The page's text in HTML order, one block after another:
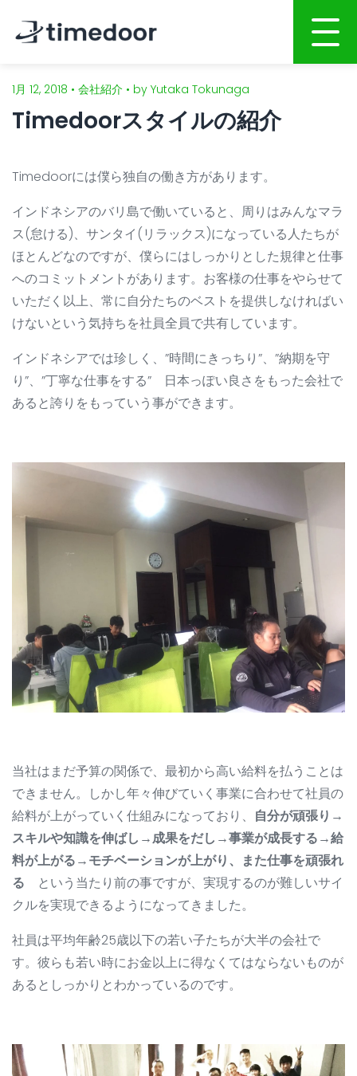
ホーム
会社概要
サービス
スマホアプリ開発
システム開発
インターネット広告
グラフィックデザイン
AI開発・インテグレーション
オフショア・ラボ型開発
IT教育サービス
職業訓練学校
ポートフォリオ
人材募集
CSR
ブログ
お問い合わせ
1月 12, 2018 • 会社紹介 • by Yutaka Tokunaga
Timedoorスタイルの紹介
Timedoorには僕ら独自の働き方があります。
インドネシアのバリ島で働いていると、周りはみんなマラ
ス(怠ける)、サンタイ(リラックス)になっている人たちが
ほとんどなのですが、僕らにはしっかりとした規律と仕事
へのコミットメントがあります。お客様の仕事をやらせて
いただく以上、常に自分たちのベストを提供しなければい
けないという気持ちを社員全員で共有しています。
インドネシアでは珍しく、”時間にきっちり”、”納期を守
り”、”丁寧な仕事をする” 日本っぽい良さをもった会社で
あると誇りをもっていう事ができます。
当社はまだ予算の関係で、最初から高い給料を払うことは
できません。しかし年々伸びていく事業に合わせて社員の
給料が上がっていく仕組みになっており、 自分が頑張り→
スキルや知識を伸ばし→成果をだし→事業が成長する→給
料が上がる→モチベーションが上がり、また仕事を頑張れ
る という当たり前の事ですが、実現するのが難しいサイ
クルを実現できるようになってきました。
社員は平均年齢25歳以下の若い子たちが大半の会社で
す。彼らも若い時にお金以上に得なくてはならないものが
あるとしっかりとわかっているのです。